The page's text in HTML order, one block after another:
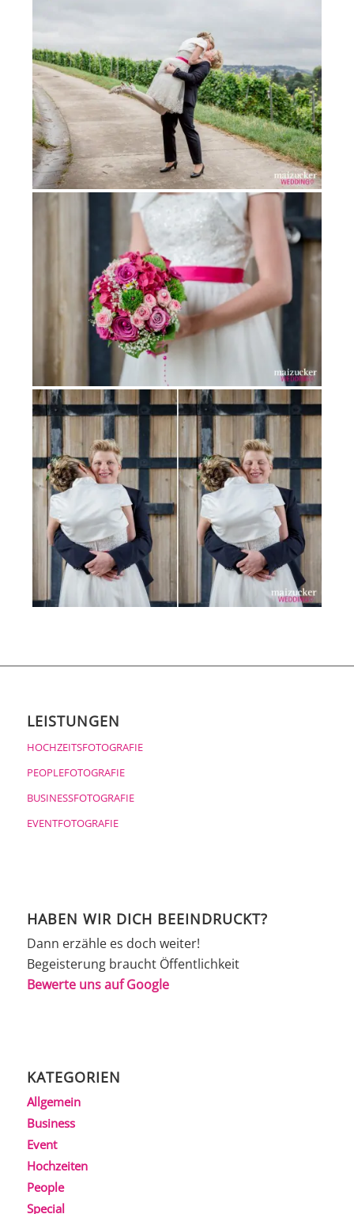
LEISTUNGEN
HOCHZEITSFOTOGRAFIE
PEOPLEFOTOGRAFIE
BUSINESSFOTOGRAFIE
EVENTFOTOGRAFIE
HABEN WIR DICH BEEINDRUCKT?
Dann erzähle es doch weiter!
Begeisterung braucht Öffentlichkeit
Bewerte uns auf Google
KATEGORIEN
Allgemein
Business
Event
Hochzeiten
People
Special